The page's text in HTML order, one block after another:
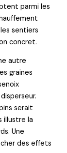
parmi les
sentiers
concret.
autre
graines
serait
illustre la
Une
des effets